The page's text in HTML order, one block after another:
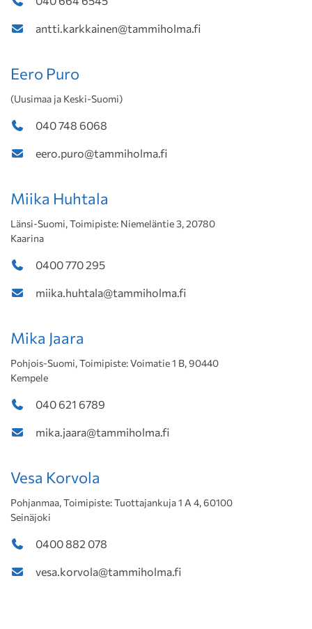
antti.karkkainen@tammiholma.fi
Eero Puro
(Uusimaa ja Keski-Suomi)
040 748 6068
eero.puro@tammiholma.fi
Miika Huhtala
Länsi-Suomi, Toimipiste: Niemeläntie 3, 20780
Kaarina
0400 770 295
miika.huhtala@tammiholma.fi
Mika Jaara
Pohjois-Suomi, Toimipiste: Voimatie 1 B, 90440
Kempele
040 621 6789
mika.jaara@tammiholma.fi
Vesa Korvola
Pohjanmaa, Toimipiste: Tuottajankuja 1 A 4, 60100
Seinäjoki
0400 882 078
vesa.korvola@tammiholma.fi